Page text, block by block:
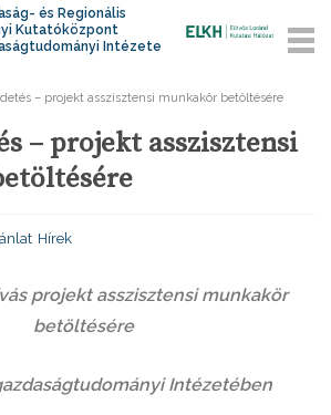
és Regionális
Kutatóközpont
Intézete
– projekt asszisztensi munkakör betöltésére
– projekt asszisztensi
Hírek
projekt asszisztensi munkakör
betöltésére
Intézetében